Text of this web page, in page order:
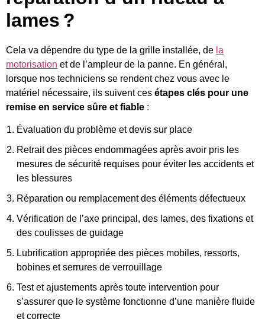
lames ?
Cela va dépendre du type de la grille installée, de la
motorisation et de l’ampleur de la panne. En général,
lorsque nos techniciens se rendent chez vous avec le
matériel nécessaire, ils suivent ces étapes clés pour une
remise en service sûre et fiable :
Évaluation du problème et devis sur place
Retrait des pièces endommagées après avoir pris les
mesures de sécurité requises pour éviter les accidents et
les blessures
Réparation ou remplacement des éléments défectueux
Vérification de l’axe principal, des lames, des fixations et
des coulisses de guidage
Lubrification appropriée des pièces mobiles, ressorts,
bobines et serrures de verrouillage
Test et ajustements après toute intervention pour
s’assurer que le système fonctionne d’une manière fluide
et correcte